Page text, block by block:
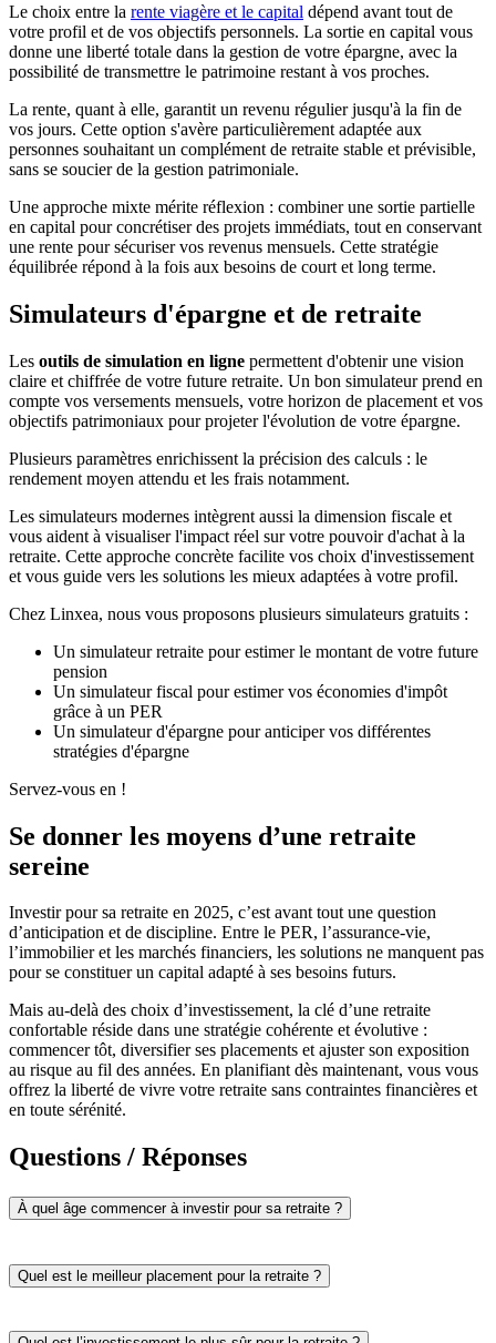
Le choix entre la rente viagère et le capital dépend avant tout de
votre profil et de vos objectifs personnels. La sortie en capital vous
donne une liberté totale dans la gestion de votre épargne, avec la
possibilité de transmettre le patrimoine restant à vos proches.
La rente, quant à elle, garantit un revenu régulier jusqu'à la fin de
vos jours. Cette option s'avère particulièrement adaptée aux
personnes souhaitant un complément de retraite stable et prévisible,
sans se soucier de la gestion patrimoniale.
Une approche mixte mérite réflexion : combiner une sortie partielle
en capital pour concrétiser des projets immédiats, tout en conservant
une rente pour sécuriser vos revenus mensuels. Cette stratégie
équilibrée répond à la fois aux besoins de court et long terme.
Simulateurs d'épargne et de retraite
Les outils de simulation en ligne permettent d'obtenir une vision
claire et chiffrée de votre future retraite. Un bon simulateur prend en
compte vos versements mensuels, votre horizon de placement et vos
objectifs patrimoniaux pour projeter l'évolution de votre épargne.
Plusieurs paramètres enrichissent la précision des calculs : le
rendement moyen attendu et les frais notamment.
Les simulateurs modernes intègrent aussi la dimension fiscale et
vous aident à visualiser l'impact réel sur votre pouvoir d'achat à la
retraite. Cette approche concrète facilite vos choix d'investissement
et vous guide vers les solutions les mieux adaptées à votre profil.
Chez Linxea, nous vous proposons plusieurs simulateurs gratuits :
Un simulateur retraite pour estimer le montant de votre future
pension
Un simulateur fiscal pour estimer vos économies d'impôt
grâce à un PER
Un simulateur d'épargne pour anticiper vos différentes
stratégies d'épargne
Servez-vous en !
Se donner les moyens d’une retraite
sereine
Investir pour sa retraite en 2025, c’est avant tout une question
d’anticipation et de discipline. Entre le PER, l’assurance-vie,
l’immobilier et les marchés financiers, les solutions ne manquent pas
pour se constituer un capital adapté à ses besoins futurs.
Mais au-delà des choix d’investissement, la clé d’une retraite
confortable réside dans une stratégie cohérente et évolutive :
commencer tôt, diversifier ses placements et ajuster son exposition
au risque au fil des années. En planifiant dès maintenant, vous vous
offrez la liberté de vivre votre retraite sans contraintes financières et
en toute sérénité.
Questions / Réponses
À quel âge commencer à investir pour sa retraite ?
Un démarrage précoce de l'épargne retraite, dès 25-30 ans,
augmente le potentiel de votre capital grâce aux intérêts composés.
professionnelle, permettant de mettre de côté une somme modeste
Quel est le meilleur placement pour la retraite ?
LePlan d'Épargne Retraite (PER)s'impose comme la solution la